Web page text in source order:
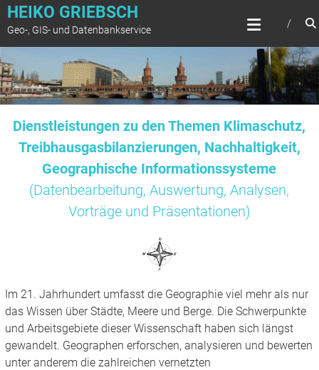
Zum
springen
HEIKO GRIEBSCH
Geo-, GIS- und Datenbankservice
Dienstleistungen zu den Themen Klimaschutz,
Treibhausgasbilanzierungen, Nachhaltigkeit,
Geographische Informationssysteme
(Datenbearbeitung, Auswertung, Analysen,
Vorträge und Präsentationen)
Im 21. Jahrhundert umfasst die Geographie viel mehr als nur
das Wissen über Städte, Meere und Berge. Die Schwerpunkte
und Arbeitsgebiete dieser Wissenschaft haben sich längst
gewandelt. Geographen erforschen, analysieren und bewerten
unter anderem die zahlreichen vernetzten